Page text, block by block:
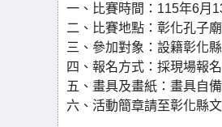
一、比賽時間：115年6月
二、比賽地點：彰化孔子廟
三、參加對象：設籍彰化
四、報名方式：採現場報
五、畫具及畫紙：畫具自
六、活動簡章請至彰化縣